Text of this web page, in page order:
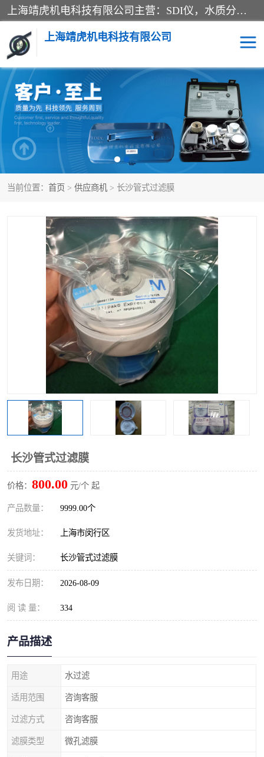
上海靖虎机电科技有限公司主营：SDI仪，水质分析仪，水质检测仪产品；上海靖虎机电科技有限公司在专业制造和研发等方面的强大的平台优势，利用自身在自动化仪表、自控系统及环保监测仪器的专长，以优良的技术，优越的产品质量和良好的服务质量与广大客户真诚合作。
上海靖虎机电科技有限公司
当前位置： 首页 > 供应商机 > 长沙管式过滤膜
长沙管式过滤膜
价格： 800.00 元/个 起
产品数量： 9999.00个
发货地址： 上海市闵行区
关键词： 长沙管式过滤膜
发布日期： 2026-08-09
阅 读 量： 334
产品描述
用途 水过滤
适用范围 咨询客服
过滤方式 咨询客服
滤膜类型 微孔滤膜
SDI仪 过滤膜过滤纸
PH电导测试笔 水质分析仪
水质检测仪 电导测试笔
PH电导测试仪